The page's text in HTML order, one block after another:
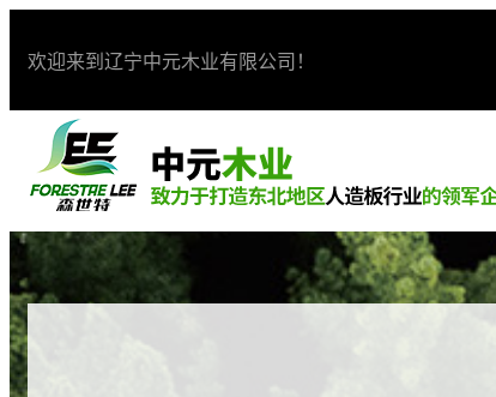
欢迎来到辽宁中元木业有限公司！